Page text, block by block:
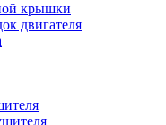
крышки
двигателя